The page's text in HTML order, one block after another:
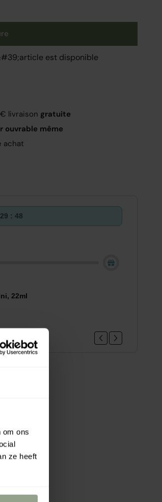
om ons
ze heeft
est disponible
livraison gratuite
ouvrable même
achat
29 : 47
22ml